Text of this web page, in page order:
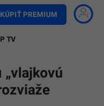
KÚPIŤ PREMIUM
TV